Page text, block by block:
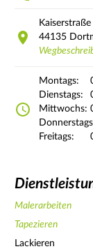
Kaiserstraße
44135
Montags:
Dienstags:
Mittwochs:
Freitags:
Malerarbeiten
Tapezieren
Lackieren